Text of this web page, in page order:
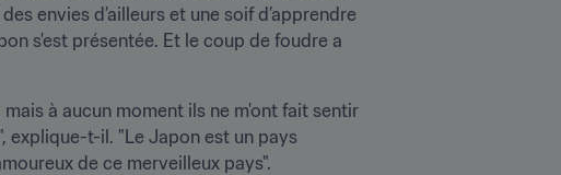
envies d’ailleurs et une soif d’apprendre
s'est présentée. Et le coup de foudre a
à aucun moment ils ne m'ont fait sentir
explique-t-il. "Le Japon est un pays
de ce merveilleux pays".